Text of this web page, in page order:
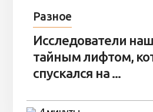
Разное
Исследователи
тайным лифтом,
спускался на ...